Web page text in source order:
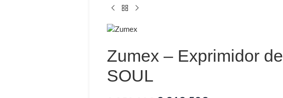
Zumex – Exprimidor
SOUL